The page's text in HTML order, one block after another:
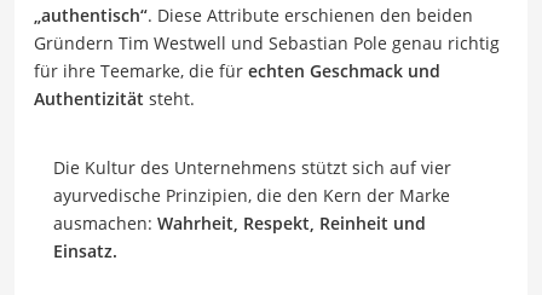
„authentisch“. Diese Attribute erschienen den beiden
Gründern Tim Westwell und Sebastian Pole genau richtig
für ihre Teemarke, die für echten Geschmack und
Authentizität steht.
Die Kultur des Unternehmens stützt sich auf vier
ayurvedische Prinzipien, die den Kern der Marke
ausmachen: Wahrheit, Respekt, Reinheit und
Einsatz.